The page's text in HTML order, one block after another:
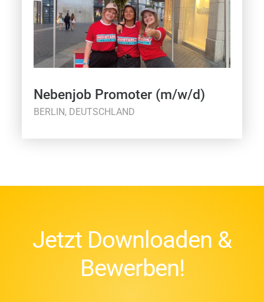
Nebenjob Promoter (m/w/d)
BERLIN, DEUTSCHLAND
Jetzt Downloaden &
Bewerben!